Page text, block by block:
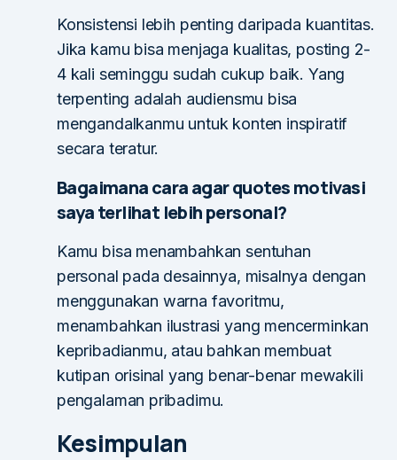
Konsistensi lebih penting daripada kuantitas.
Jika kamu bisa menjaga kualitas, posting 2-
4 kali seminggu sudah cukup baik. Yang
terpenting adalah audiensmu bisa
mengandalkanmu untuk konten inspiratif
secara teratur.
Bagaimana cara agar quotes motivasi
saya terlihat lebih personal?
Kamu bisa menambahkan sentuhan
personal pada desainnya, misalnya dengan
menggunakan warna favoritmu,
menambahkan ilustrasi yang mencerminkan
kepribadianmu, atau bahkan membuat
kutipan orisinal yang benar-benar mewakili
pengalaman pribadimu.
Kesimpulan